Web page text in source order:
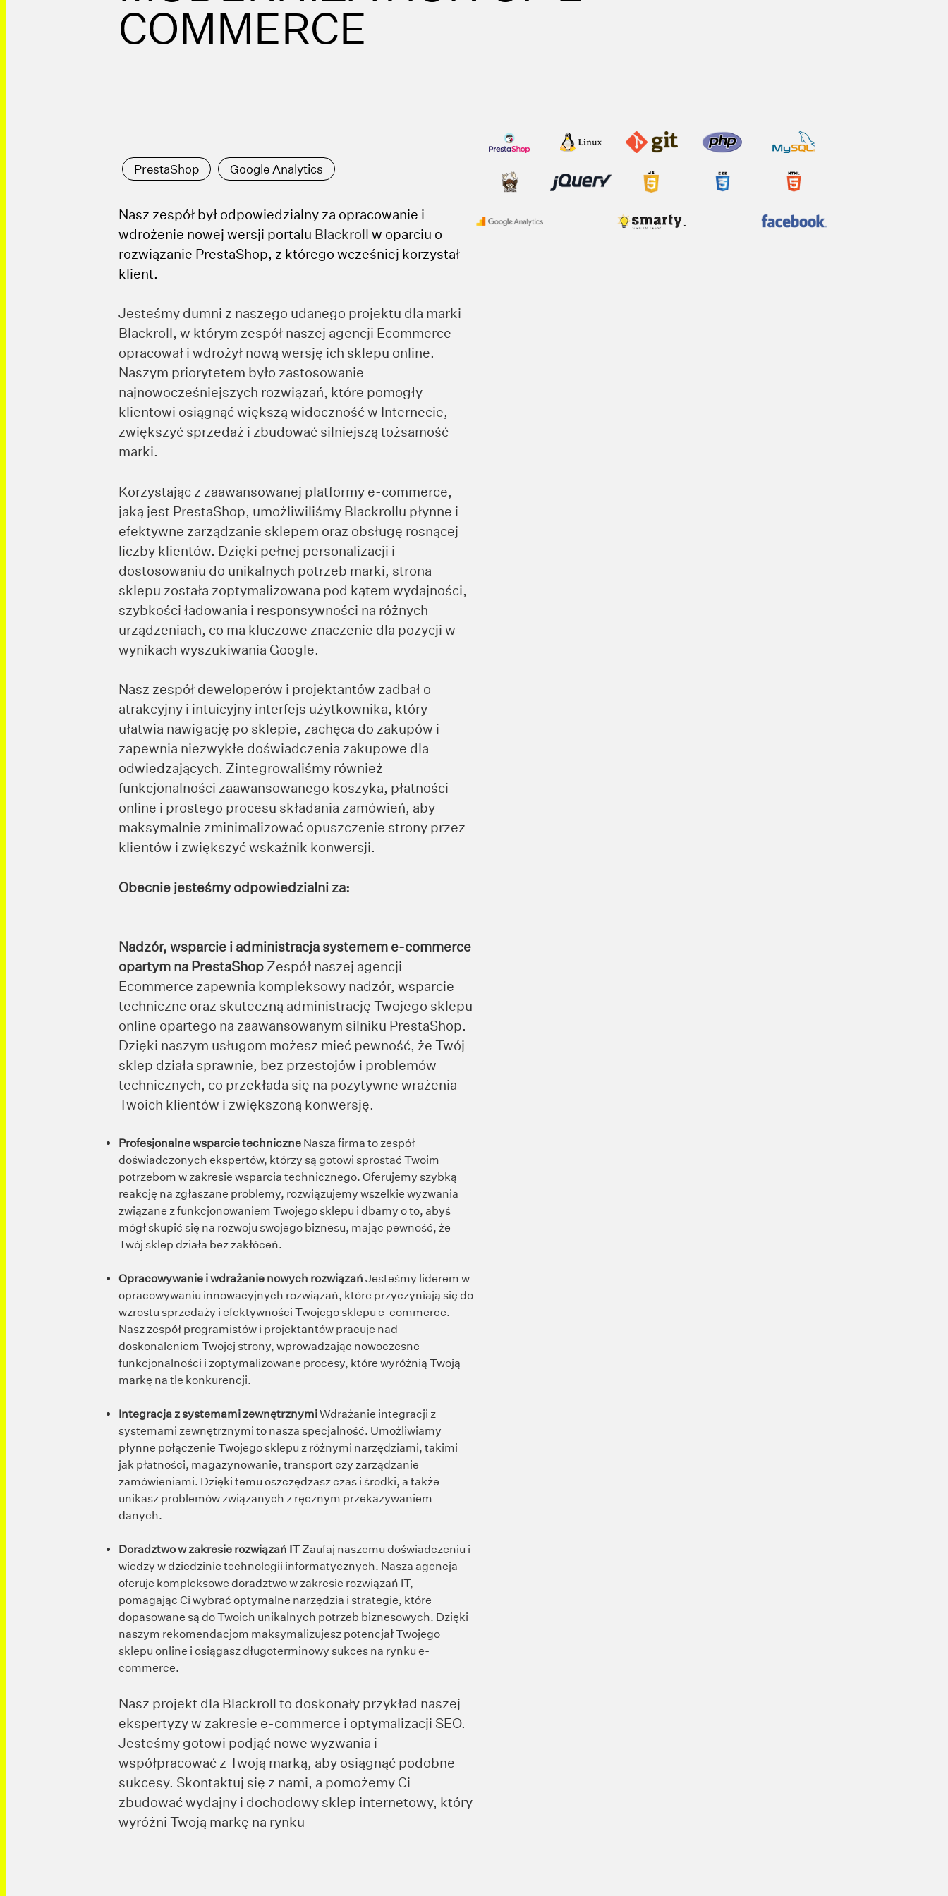
COMMERCE
PrestaShop Google Analytics
Nasz zespół był odpowiedzialny za opracowanie i
wdrożenie nowej wersji portalu Blackroll w oparciu o
rozwiązanie PrestaShop, z którego wcześniej korzystał
klient.
Jesteśmy dumni z naszego udanego projektu dla marki
Blackroll, w którym zespół naszej agencji Ecommerce
opracował i wdrożył nową wersję ich sklepu online.
Naszym priorytetem było zastosowanie
najnowocześniejszych rozwiązań, które pomogły
klientowi osiągnąć większą widoczność w Internecie,
zwiększyć sprzedaż i zbudować silniejszą tożsamość
marki.
Korzystając z zaawansowanej platformy e-commerce,
jaką jest PrestaShop, umożliwiliśmy Blackrollu płynne i
efektywne zarządzanie sklepem oraz obsługę rosnącej
liczby klientów. Dzięki pełnej personalizacji i
dostosowaniu do unikalnych potrzeb marki, strona
sklepu została zoptymalizowana pod kątem wydajności,
szybkości ładowania i responsywności na różnych
urządzeniach, co ma kluczowe znaczenie dla pozycji w
wynikach wyszukiwania Google.
Nasz zespół deweloperów i projektantów zadbał o
atrakcyjny i intuicyjny interfejs użytkownika, który
ułatwia nawigację po sklepie, zachęca do zakupów i
zapewnia niezwykłe doświadczenia zakupowe dla
odwiedzających. Zintegrowaliśmy również
funkcjonalności zaawansowanego koszyka, płatności
online i prostego procesu składania zamówień, aby
maksymalnie zminimalizować opuszczenie strony przez
klientów i zwiększyć wskaźnik konwersji.
Obecnie jesteśmy odpowiedzialni za:
Nadzór, wsparcie i administracja systemem e-commerce
opartym na PrestaShop Zespół naszej agencji
Ecommerce zapewnia kompleksowy nadzór, wsparcie
techniczne oraz skuteczną administrację Twojego sklepu
online opartego na zaawansowanym silniku PrestaShop.
Dzięki naszym usługom możesz mieć pewność, że Twój
sklep działa sprawnie, bez przestojów i problemów
technicznych, co przekłada się na pozytywne wrażenia
Twoich klientów i zwiększoną konwersję.
Profesjonalne wsparcie techniczne Nasza firma to zespół
doświadczonych ekspertów, którzy są gotowi sprostać Twoim
potrzebom w zakresie wsparcia technicznego. Oferujemy szybką
reakcję na zgłaszane problemy, rozwiązujemy wszelkie wyzwania
związane z funkcjonowaniem Twojego sklepu i dbamy o to, abyś
mógł skupić się na rozwoju swojego biznesu, mając pewność, że
Twój sklep działa bez zakłóceń.
Opracowywanie i wdrażanie nowych rozwiązań Jesteśmy liderem w
opracowywaniu innowacyjnych rozwiązań, które przyczyniają się do
wzrostu sprzedaży i efektywności Twojego sklepu e-commerce.
Nasz zespół programistów i projektantów pracuje nad
doskonaleniem Twojej strony, wprowadzając nowoczesne
funkcjonalności i zoptymalizowane procesy, które wyróżnią Twoją
markę na tle konkurencji.
Integracja z systemami zewnętrznymiWdrażanie integracji z
systemami zewnętrznymi to nasza specjalność. Umożliwiamy
płynne połączenie Twojego sklepu z różnymi narzędziami, takimi
jak płatności, magazynowanie, transport czy zarządzanie
zamówieniami. Dzięki temu oszczędzasz czas i środki, a także
unikasz problemów związanych z ręcznym przekazywaniem
danych.
Doradztwo w zakresie rozwiązań ITZaufaj naszemu doświadczeniu i
wiedzy w dziedzinie technologii informatycznych. Nasza agencja
oferuje kompleksowe doradztwo w zakresie rozwiązań IT,
pomagając Ci wybrać optymalne narzędzia i strategie, które
dopasowane są do Twoich unikalnych potrzeb biznesowych. Dzięki
naszym rekomendacjom maksymalizujesz potencjał Twojego
sklepu online i osiągasz długoterminowy sukces na rynku e-
commerce.
Nasz projekt dla Blackroll to doskonały przykład naszej
ekspertyzy w zakresie e-commerce i optymalizacji SEO.
Jesteśmy gotowi podjąć nowe wyzwania i
współpracować z Twoją marką, aby osiągnąć podobne
sukcesy. Skontaktuj się z nami, a pomożemy Ci
zbudować wydajny i dochodowy sklep internetowy, który
wyróżni Twoją markę na rynku